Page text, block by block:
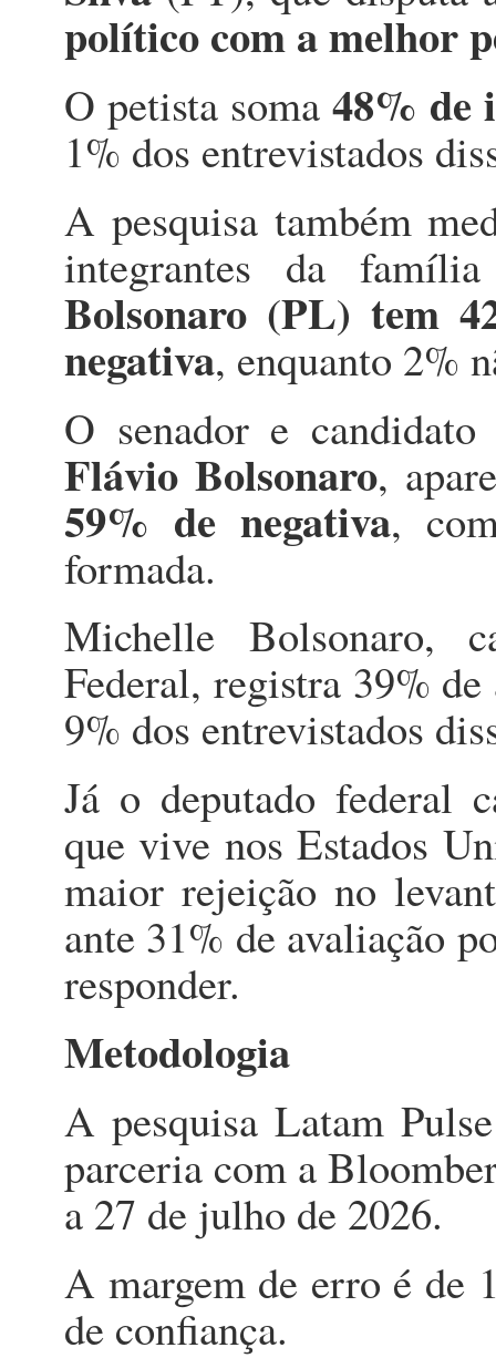
político com a melhor
O petista soma 48% de
1% dos entrevistados
A pesquisa também
integrantes da
Bolsonaro (PL) tem
negativa, enquanto 2%
O senador e
Flávio Bolsonaro,
59% de negativa,
formada.
Michelle Bolsonaro,
Federal, registra 39%
9% dos entrevistados
Já o deputado federal
que vive nos Estados
maior rejeição no
ante 31% de avaliação
responder.
Metodologia
A pesquisa Latam
parceria com a
a 27 de julho de 2026.
A margem de erro é de
de confiança.